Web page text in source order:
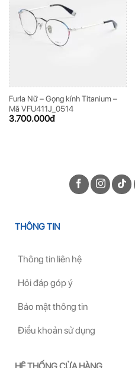
Furla Nữ – Gọng kính Titanium –
Mã VFU411J_0514
3.700.000đ
THÔNG TIN
Thông tin liên hệ
Hỏi đáp góp ý
Bảo mật thông tin
Điều khoản sử dụng